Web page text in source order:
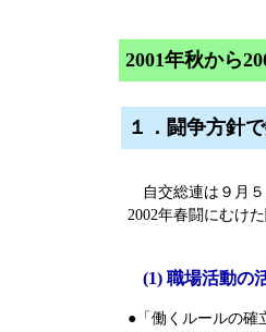
2001年秋から
１．闘争方針
自交総連は９月５
2002年春闘にむけ
(1) 職場活動の
●「働くルールの確